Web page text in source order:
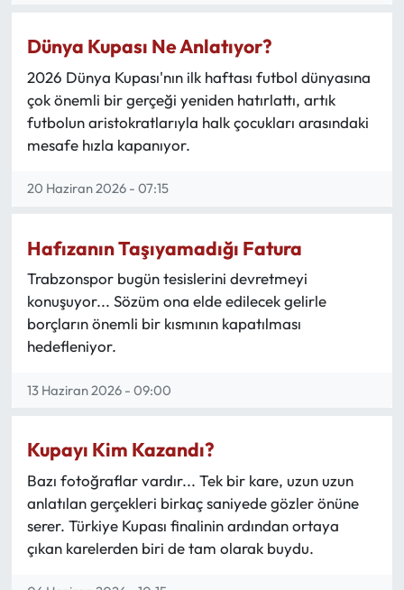
Dünya Kupası Ne Anlatıyor?
2026 Dünya Kupası'nın ilk haftası futbol dünyasına
çok önemli bir gerçeği yeniden hatırlattı, artık
futbolun aristokratlarıyla halk çocukları arasındaki
mesafe hızla kapanıyor.
20 Haziran 2026 - 07:15
Hafızanın Taşıyamadığı Fatura
Trabzonspor bugün tesislerini devretmeyi
konuşuyor... Sözüm ona elde edilecek gelirle
borçların önemli bir kısmının kapatılması
hedefleniyor.
13 Haziran 2026 - 09:00
Kupayı Kim Kazandı?
Bazı fotoğraflar vardır... Tek bir kare, uzun uzun
anlatılan gerçekleri birkaç saniyede gözler önüne
serer. Türkiye Kupası finalinin ardından ortaya
çıkan karelerden biri de tam olarak buydu.